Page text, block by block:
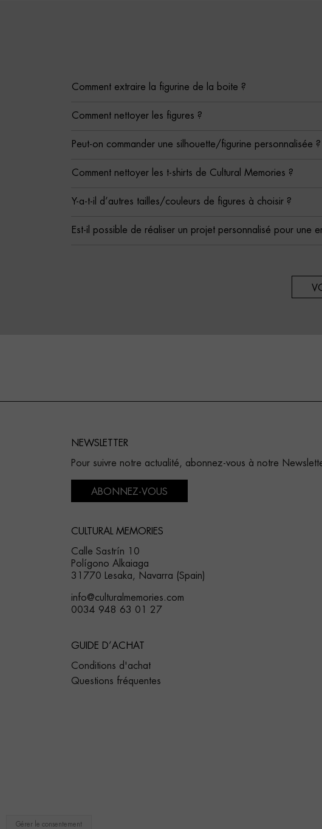
Comment extraire la figurine de la boite ?
Comment nettoyer les figures ?
Peut-on commander une silhouette/figurine personnalisée ?
Comment nettoyer les t-shirts de Cultural Memories ?
Y-a-t-il d’autres tailles/couleurs de figures à choisir ?
Est-il possible de réaliser un projet personnalisé pour une
NEWSLETTER
Pour suivre notre actualité, abonnez-vous à notre
ABONNEZ-VOUS
CULTURAL MEMORIES
Calle Sastrín 10
Polígono Alkaiaga
31770 Lesaka, Navarra (Spain)
info@culturalmemories.com
0034 948 63 01 27
GUIDE D’ACHAT
Conditions d'achat
Questions fréquentes
Gérer le consentement